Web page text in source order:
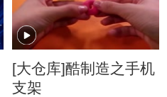
[大仓库]酷制造之手机
支架